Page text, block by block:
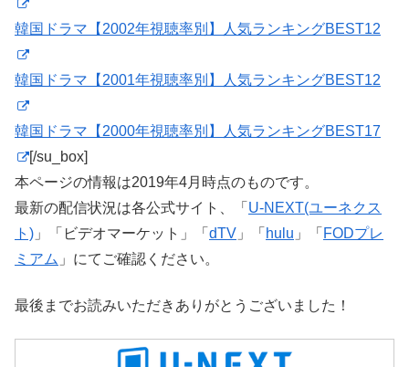
韓国ドラマ【2002年視聴率別】人気ランキングBEST12
韓国ドラマ【2001年視聴率別】人気ランキングBEST12
韓国ドラマ【2000年視聴率別】人気ランキングBEST17
[/su_box]
本ページの情報は2019年4月時点のものです。
最新の配信状況は各公式サイト、「 U-NEXT(ユーネクス
ト) 」「ビデオマーケット」「 dTV 」「 hulu 」「 FODプレ
ミアム 」にてご確認ください。
最後までお読みいただきありがとうございました！